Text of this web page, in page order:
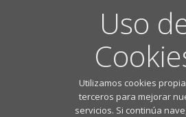
Uso
Utilizamos cookies
terceros para mejorar
servicios. Si continúa